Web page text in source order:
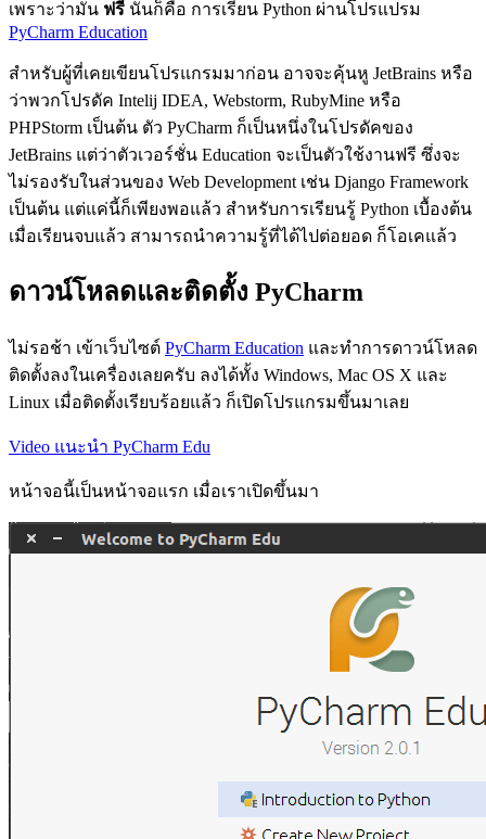
เพราะว่ามัน ฟรี นั่นก็คือ การเรียน Python ผ่านโปรแปรม
PyCharm Education
สำหรับผู้ที่เคยเขียนโปรแกรมมาก่อน อาจจะคุ้นหู JetBrains หรือ
ว่าพวกโปรดัค Intelij IDEA, Webstorm, RubyMine หรือ
PHPStorm เป็นต้น ตัว PyCharm ก็เป็นหนึ่งในโปรดัคของ
JetBrains แต่ว่าตัวเวอร์ชั่น Education จะเป็นตัวใช้งานฟรี ซึ่งจะ
ไม่รองรับในส่วนของ Web Development เช่น Django Framework
เป็นต้น แต่แค่นี้ก็เพียงพอแล้ว สำหรับการเรียนรู้ Python เบื้องต้น
เมื่อเรียนจบแล้ว สามารถนำความรู้ที่ได้ไปต่อยอด ก็โอเคแล้ว
ดาวน์โหลดและติดตั้ง PyCharm
ไม่รอช้า เข้าเว็บไซต์ PyCharm Education และทำการดาวน์โหลด
ติดตั้งลงในเครื่องเลยครับ ลงได้ทั้ง Windows, Mac OS X และ
Linux เมื่อติดตั้งเรียบร้อยแล้ว ก็เปิดโปรแกรมขึ้นมาเลย
Video แนะนำ PyCharm Edu
หน้าจอนี้เป็นหน้าจอแรก เมื่อเราเปิดขึ้นมา